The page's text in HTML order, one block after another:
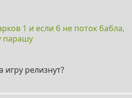
1 и если б не поток бабла,
парашу
игру релизнут?